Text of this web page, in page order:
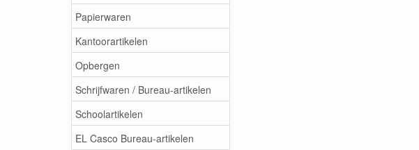
Papierwaren
Kantoorartikelen
Opbergen
Schrijfwaren / Bureau-artikelen
Schoolartikelen
EL Casco Bureau-artikelen